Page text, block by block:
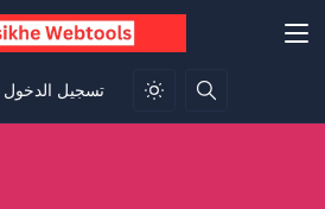
تسجيل الدخول